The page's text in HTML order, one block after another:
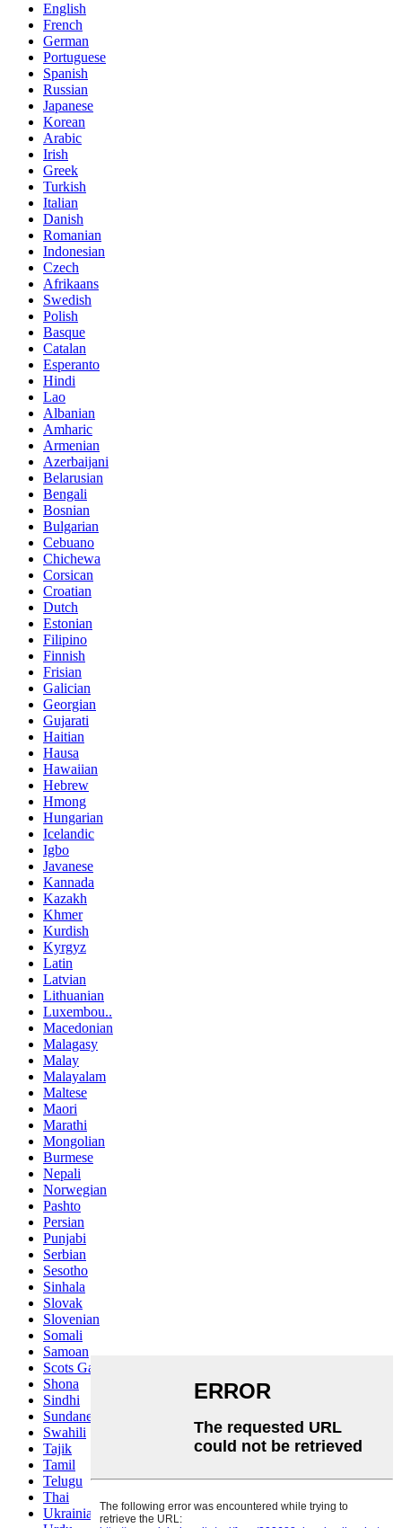
English
French
German
Portuguese
Spanish
Russian
Japanese
Korean
Arabic
Irish
Greek
Turkish
Italian
Danish
Romanian
Indonesian
Czech
Afrikaans
Swedish
Polish
Basque
Catalan
Esperanto
Hindi
Lao
Albanian
Amharic
Armenian
Azerbaijani
Belarusian
Bengali
Bosnian
Bulgarian
Cebuano
Chichewa
Corsican
Croatian
Dutch
Estonian
Filipino
Finnish
Frisian
Galician
Georgian
Gujarati
Haitian
Hausa
Hawaiian
Hebrew
Hmong
Hungarian
Icelandic
Igbo
Javanese
Kannada
Kazakh
Khmer
Kurdish
Kyrgyz
Latin
Latvian
Lithuanian
Luxembou..
Macedonian
Malagasy
Malay
Malayalam
Maltese
Maori
Marathi
Mongolian
Burmese
Nepali
Norwegian
Pashto
Persian
Punjabi
Serbian
Sesotho
Sinhala
Slovak
Slovenian
Somali
Samoan
Scots Gaelic
Shona
Sindhi
Sundanese
Swahili
Tajik
Tamil
Telugu
Thai
Ukrainian